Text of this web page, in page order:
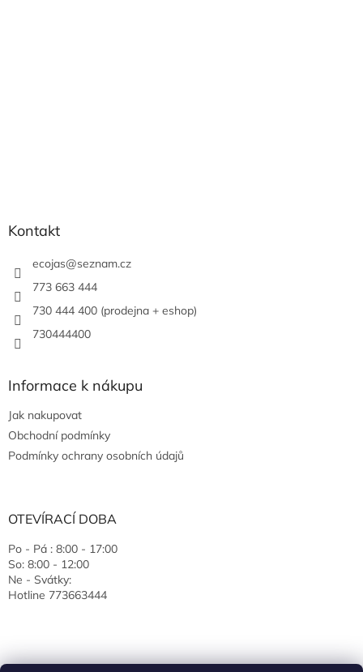
Kontakt
ecojas@seznam.cz
773 663 444
730 444 400 (prodejna + eshop)
730444400
Informace k nákupu
Jak nakupovat
Obchodní podmínky
Podmínky ochrany osobních údajů
OTEVÍRACÍ DOBA
Po - Pá : 8:00 - 17:00
So: 8:00 - 12:00
Ne - Svátky:
Hotline 773663444